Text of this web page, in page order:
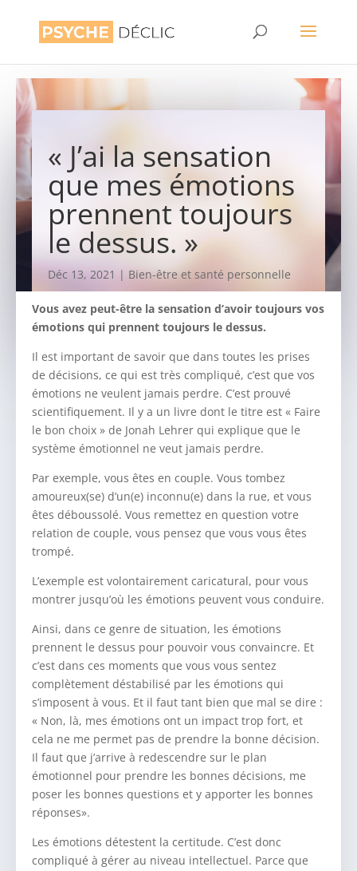
« J’ai la sensation
que mes émotions
prennent toujours
le dessus. »
Déc 13, 2021 | Bien-être et santé personnelle
Vous avez peut-être la sensation d’avoir toujours vos
émotions qui prennent toujours le dessus.
Il est important de savoir que dans toutes les prises
de décisions, ce qui est très compliqué, c’est que vos
émotions ne veulent jamais perdre. C’est prouvé
scientifiquement. Il y a un livre dont le titre est « Faire
le bon choix » de Jonah Lehrer qui explique que le
système émotionnel ne veut jamais perdre.
Par exemple, vous êtes en couple. Vous tombez
amoureux(se) d’un(e) inconnu(e) dans la rue, et vous
êtes déboussolé. Vous remettez en question votre
relation de couple, vous pensez que vous vous êtes
trompé.
L’exemple est volontairement caricatural, pour vous
montrer jusqu’où les émotions peuvent vous conduire.
Ainsi, dans ce genre de situation, les émotions
prennent le dessus pour pouvoir vous convaincre. Et
c’est dans ces moments que vous vous sentez
complètement déstabilisé par les émotions qui
s’imposent à vous. Et il faut tant bien que mal se dire :
« Non, là, mes émotions ont un impact trop fort, et
cela ne me permet pas de prendre la bonne décision.
Il faut que j’arrive à redescendre sur le plan
émotionnel pour prendre les bonnes décisions, me
poser les bonnes questions et y apporter les bonnes
réponses».
Les émotions détestent la certitude. C’est donc
compliqué à gérer au niveau intellectuel. Parce que